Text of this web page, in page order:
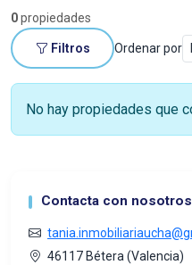
0propiedades
Filtros Ordenar por
No hay propiedades que
Contacta con nosotros
46117 Bétera (Valencia)